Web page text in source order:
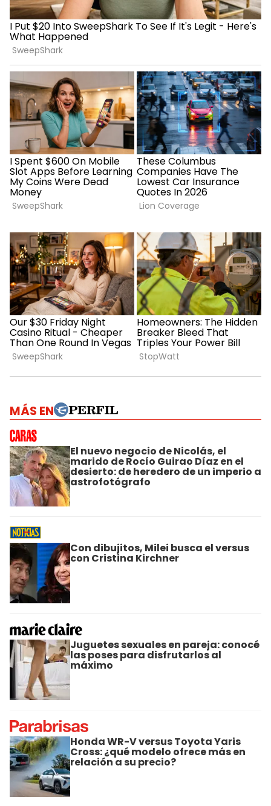
MÁS EN
El nuevo negocio de Nicolás, el
marido de Rocío Guirao Díaz en el
desierto: de heredero de un imperio a
astrofotógrafo
Con dibujitos, Milei busca el versus
con Cristina Kirchner
Juguetes sexuales en pareja: conocé
las poses para disfrutarlos al
máximo
Honda WR-V versus Toyota Yaris
Cross: ¿qué modelo ofrece más en
relación a su precio?